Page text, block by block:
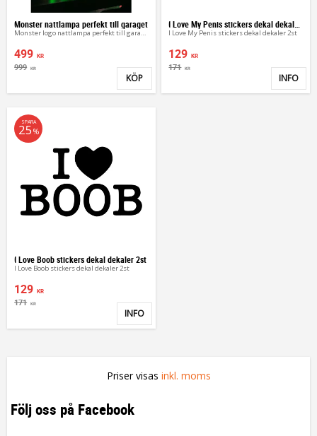
Monster nattlampa perfekt till garaget
Monster logo nattlampa perfekt till garaget
499 KR
999 KR
Lägg till i favoriter
KÖP
I Love My Penis stickers dekal dekaler 2st
129 KR
171 KR
INFO
I Love Boob stickers dekal dekaler 2st
I Love Boob stickers dekal dekaler 2st
129 KR
171 KR
SPARA
25 %
Lägg till i favoriter
INFO
Priser visas inkl. moms
Följ oss på Facebook